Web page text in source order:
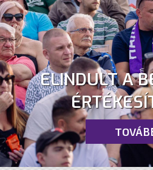
ELINDULT A